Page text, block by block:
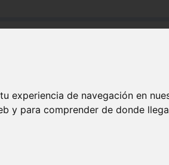
experiencia de navegación en
y para comprender de donde